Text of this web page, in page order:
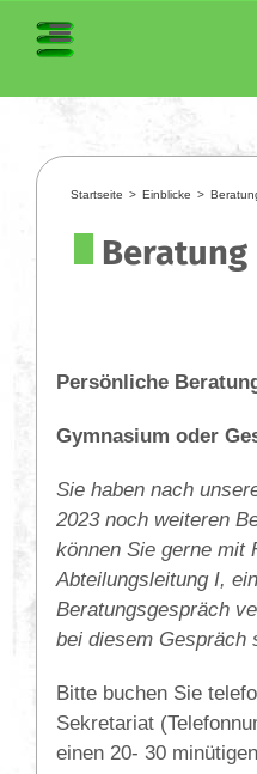
Beratung
Startseite > Einblicke >
Persönliche
Gymnasium oder
Sie haben nach
2023 noch weiteren
können Sie gerne mit
Abteilungsleitung I,
Beratungsgespräch
bei diesem Gespräch
Bitte buchen Sie
Sekretariat
einen 20- 30